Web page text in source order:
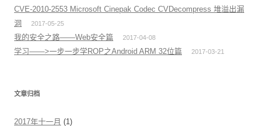
CVE-2010-2553 Microsoft Cinepak Codec CVDecompress 堆溢出漏
洞
2017-05-25
我的安全之路——Web安全篇 2017-04-08
学习——>一步一步学ROP之Android ARM 32位篇 2017-03-21
文章归档
2017年十一月 (1)